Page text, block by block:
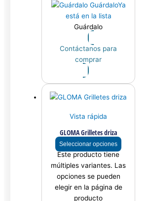
GuárdaloYa
está en la lista
Guárdalo
Contáctanos para
comprar
Vista rápida
GLOMA Grilletes driza
Seleccionar opciones
Este producto tiene
múltiples variantes. Las
opciones se pueden
elegir en la página de
producto